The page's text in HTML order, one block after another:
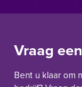
Vraag
Bent u klaar om